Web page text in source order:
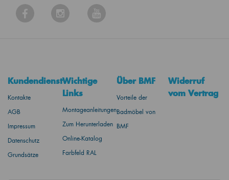
Kundendienst
Kontakte
AGB
Impressum
Datenschutz
Grundsätze
Wichtige
Links
Montageanleitungen
Zum Herunterladen
Online-Katalog
Farbfeld RAL
Über BMF
Vorteile der
Badmöbel von
BMF
Widerruf
vom Vertrag